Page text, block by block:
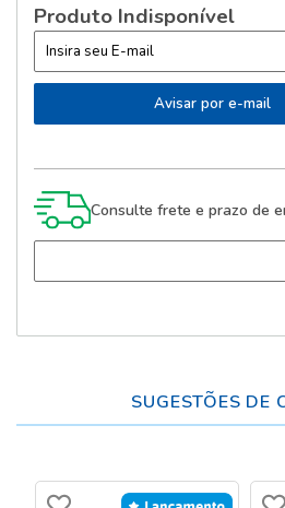
Produto Indisponível
Consulte frete e prazo de
SUGESTÕES DE